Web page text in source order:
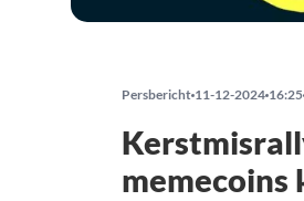
Persbericht 11-12-2024 16:25
memecoins